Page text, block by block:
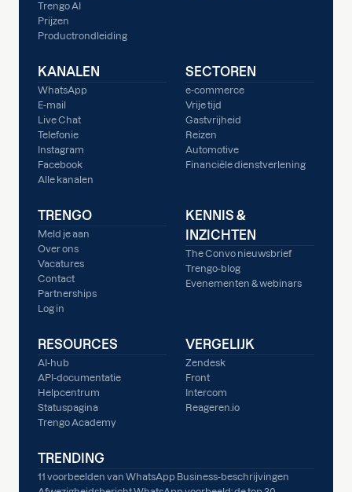
Trengo AI
Prijzen
Productrondleiding
KANALEN
WhatsApp
E-mail
Live Chat
Telefonie
Instagram
Facebook
Alle kanalen
SECTOREN
e-commerce
Vrije tijd
Gastvrijheid
Reizen
Automotive
Financiële dienstverlening
TRENGO
Meld je aan
Over ons
Vacatures
Contact
Partnerships
Log in
KENNIS &
INZICHTEN
The Convo nieuwsbrief
Trengo-blog
Evenementen & webinars
RESOURCES
AI-hub
API-documentatie
Helpcentrum
Statuspagina
Trengo Academy
VERGELIJK
Zendesk
Front
Intercom
Reageren.io
TRENDING
11 voorbeelden van WhatsApp Business-beschrijvingen